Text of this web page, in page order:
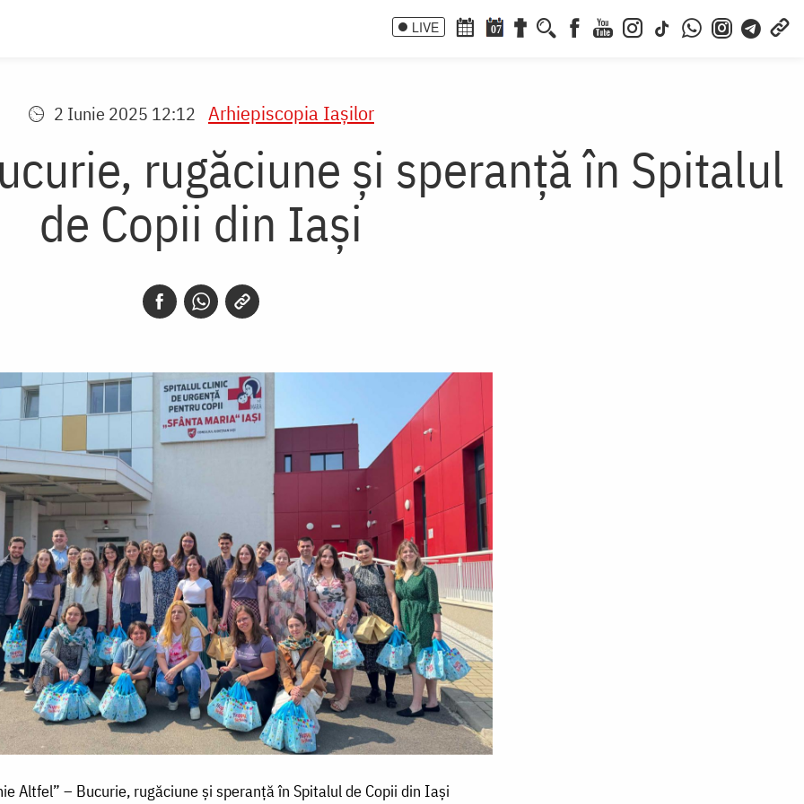
LIVE 07
2 Iunie 2025 12:12 Arhiepiscopia Iaşilor
rugăciune și speranță în Spitalul
de Copii din Iași
Altfel” – Bucurie, rugăciune și speranță în Spitalul de Copii din Iași